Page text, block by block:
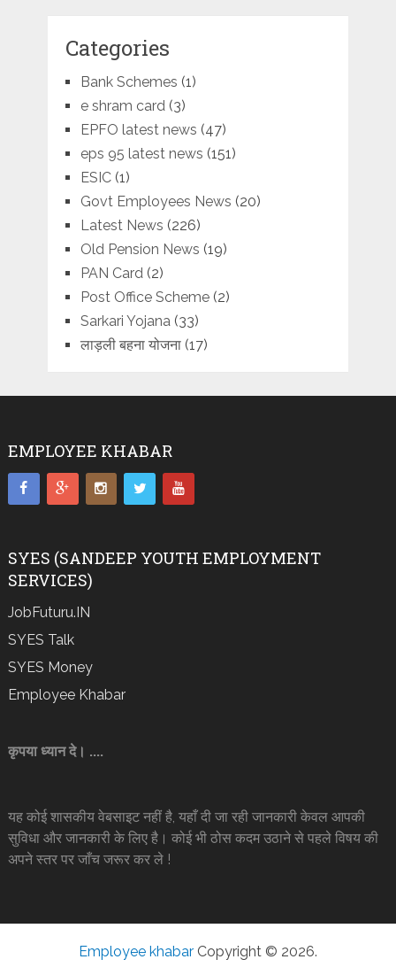
Categories
Bank Schemes (1)
e shram card (3)
EPFO latest news (47)
eps 95 latest news (151)
ESIC(1)
Govt Employees News (20)
Latest News (226)
Old Pension News (19)
PAN Card (2)
Post Office Scheme(2)
Sarkari Yojana (33)
लाड़ली बहना योजना(17)
EMPLOYEE KHABAR
SYES (SANDEEP YOUTH EMPLOYMENT
SERVICES)
JobFuturu.IN
SYES Talk
SYES Money
Employee Khabar
कृपया ध्यान दे। ....
यह कोई शासकीय वेबसाइट नहीं है, यहाँ दी जा रही जानकारी केवल आपकी
सुविधा और जानकारी के लिए है। कोई भी ठोस कदम उठाने से पहले विषय की
अपने स्तर पर जाँच जरूर कर ले !
Employee khabarCopyright © 2026.